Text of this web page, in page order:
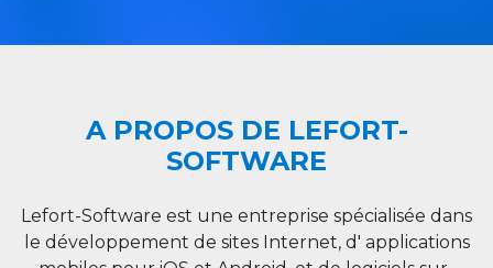
A PROPOS DE LEFORT-
SOFTWARE
Lefort-Software est une entreprise spécialisée dans
le développement de sites Internet, d' applications